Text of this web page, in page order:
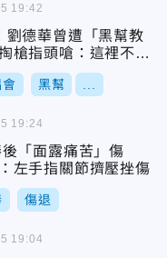
劉德華曾遭「黑幫教
槍指頭嗆：這裡不是
黑幫
19:42
「面露痛苦」傷
左手指關節擠壓挫傷
傷退
19:24
19:04